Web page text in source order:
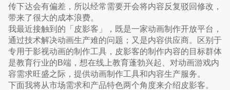
传下达会有偏差，所以经常需要开会将内容反复驳回修改，
带来了很大的成本浪费。
我最近接触到的「皮影客」，既是一家动画制作开放平台，
通过技术解决动画生产难的问题；又是内容供应商。区别于
专用于影视动画的制作工具，皮影客的制作内容的目标群体
是教育行业的B端，想在线上教育蓬勃兴起、对动画游戏内
容需求旺盛之际，提供动画制作工具和内容生产服务。
下面我将从市场需求和产品特色两个角度来介绍皮影客。